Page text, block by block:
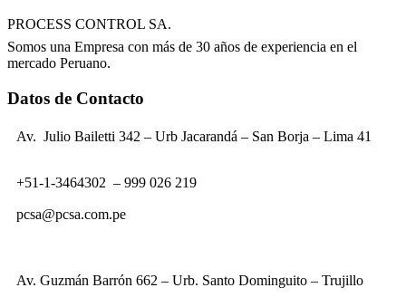
PROCESS CONTROL SA.
Somos una Empresa con más de 30 años de experiencia en el
mercado Peruano.
Datos de Contacto
Av. Julio Bailetti 342 – Urb Jacarandá – San Borja – Lima 41
+51-1-3464302 – 999 026 219
pcsa@pcsa.com.pe
Av. Guzmán Barrón 662 – Urb. Santo Dominguito – Trujillo